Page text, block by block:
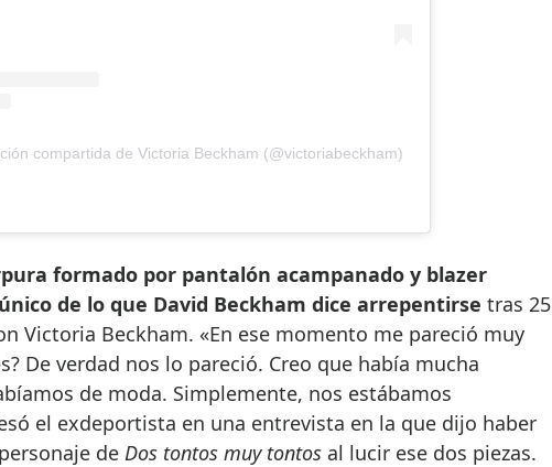
compartida de Victoria Beckham (@victoriabeckham)
formado por pantalón acampanado y blazer
de lo que David Beckham dice arrepentirse tras 25
Victoria Beckham. «En ese momento me pareció muy
De verdad nos lo pareció. Creo que había mucha
de moda. Simplemente, nos estábamos
el exdeportista en una entrevista en la que dijo haber
de Dos tontos muy tontosal lucir ese dos piezas.